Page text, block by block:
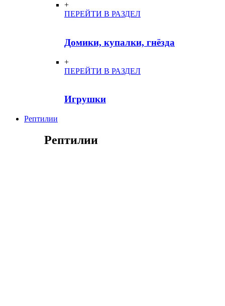
+
ПЕРЕЙТИ В РАЗДЕЛ
Домики, купалки, гнёзда
+
ПЕРЕЙТИ В РАЗДЕЛ
Игрушки
Рептилии
Рептилии